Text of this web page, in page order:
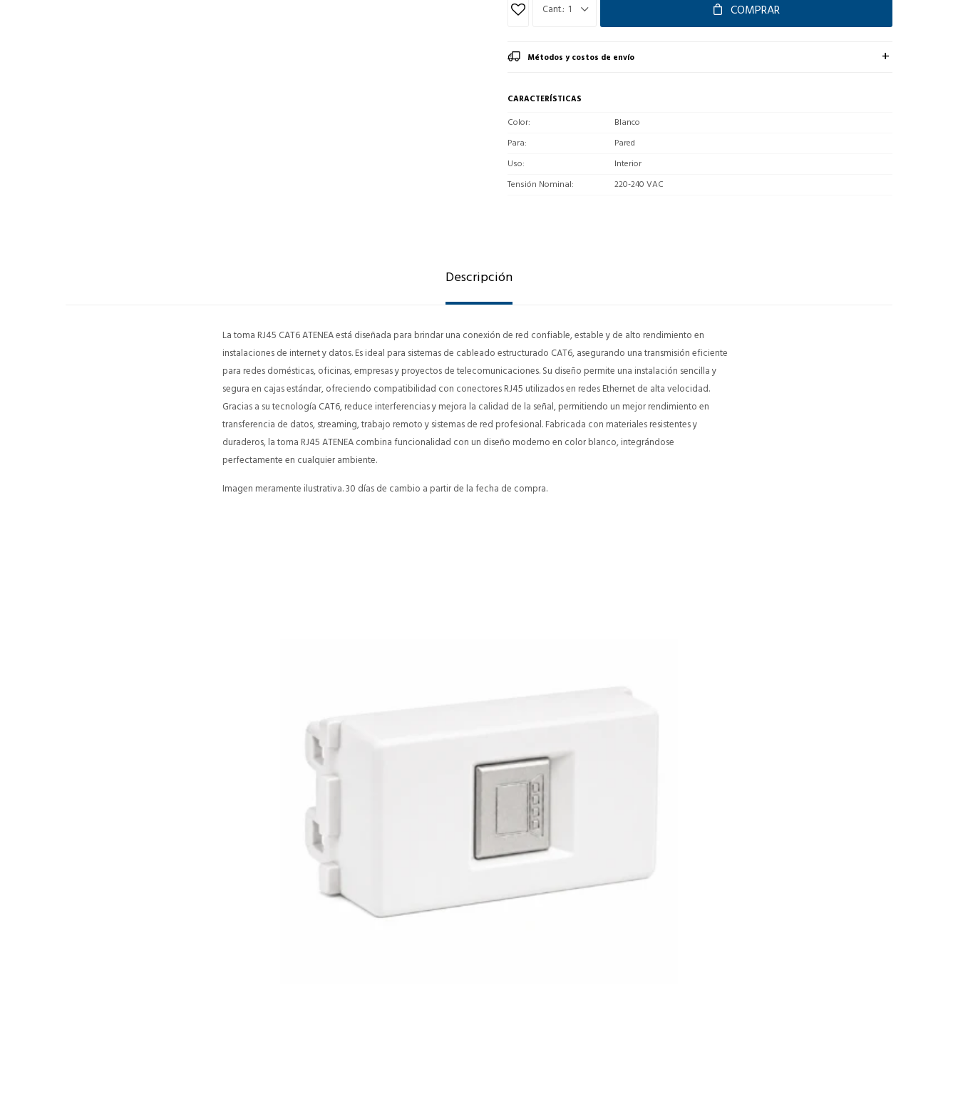
1 COMPRAR
Métodos y costos de envío
CARACTERÍSTICAS
Color
Blanco
Para
Pared
Uso
Interior
Tensión Nominal
220-240 VAC
Descripción
La toma RJ45 CAT6 ATENEA está diseñada para brindar una conexión de red confiable, estable y de alto rendimiento en
instalaciones de internet y datos. Es ideal para sistemas de cableado estructurado CAT6, asegurando una transmisión eficiente
para redes domésticas, oficinas, empresas y proyectos de telecomunicaciones. Su diseño permite una instalación sencilla y
segura en cajas estándar, ofreciendo compatibilidad con conectores RJ45 utilizados en redes Ethernet de alta velocidad.
Gracias a su tecnología CAT6, reduce interferencias y mejora la calidad de la señal, permitiendo un mejor rendimiento en
transferencia de datos, streaming, trabajo remoto y sistemas de red profesional. Fabricada con materiales resistentes y
duraderos, la toma RJ45 ATENEA combina funcionalidad con un diseño moderno en color blanco, integrándose
perfectamente en cualquier ambiente.
Imagen meramente ilustrativa. 30 días de cambio a partir de la fecha de compra.